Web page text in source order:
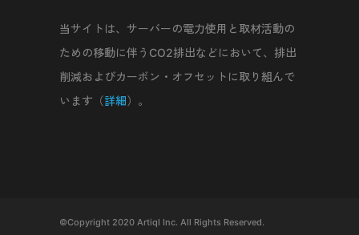
当サイトは、サーバーの電力使用と取材活動の
ための移動に伴うCO2排出などにおいて、排出
削減およびカーボン・オフセットに取り組んで
います（詳細）。
©Copyright 2020 Artiql Inc. All Rights Reserved.